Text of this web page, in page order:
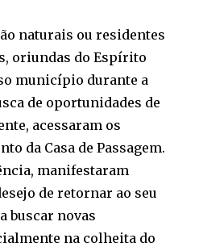
naturais ou residentes
oriundas do Espírito
município durante a
de oportunidades de
acessaram os
da Casa de Passagem.
manifestaram
de retornar ao seu
buscar novas
na colheita do